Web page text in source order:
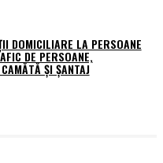
DOMICILIARE LA PERSOANE
DE PERSOANE,
ŞI ŞANTAJ